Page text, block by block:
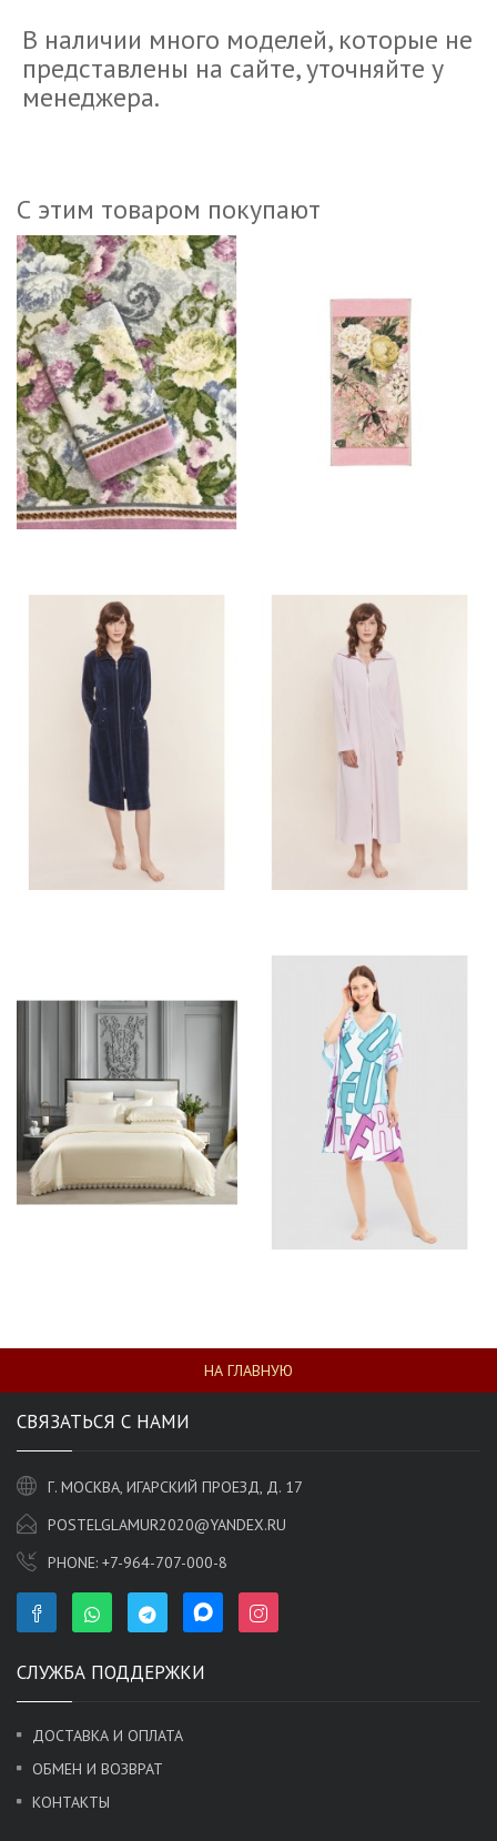
В наличии много моделей, которые не
представлены на сайте, уточняйте у
менеджера.
С этим товаром покупают
НА ГЛАВНУЮ
СВЯЗАТЬСЯ С НАМИ
Г. МОСКВА, ИГАРСКИЙ ПРОЕЗД, Д. 17
POSTELGLAMUR2020@YANDEX.RU
PHONE: +7-964-707-000-8
СЛУЖБА ПОДДЕРЖКИ
ДОСТАВКА И ОПЛАТА
ОБМЕН И ВОЗВРАТ
КОНТАКТЫ